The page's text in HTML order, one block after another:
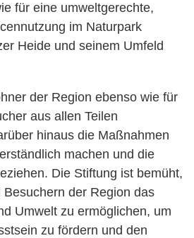
für eine umweltgerechte,
im Naturpark
Heide und seinem Umfeld
der Region ebenso wie für
aus allen Teilen
hinaus die Maßnahmen
machen und die
Die Stiftung ist bemüht,
der Region das
Umwelt zu ermöglichen, um
zu fördern und den